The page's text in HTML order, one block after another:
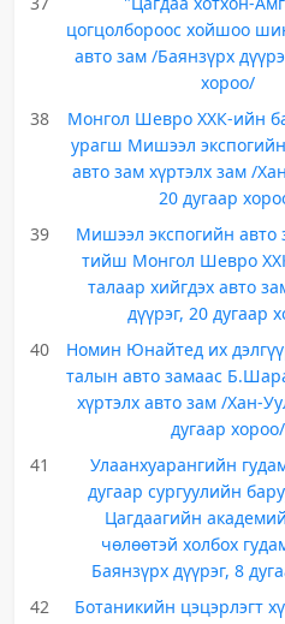
цогцолбороос хойшоо
авто зам /Баянзүрх
хороо/
38
Монгол Шевро ХХК-ийн
урагш Мишээл
авто зам хүртэлх зам /
20 дугаар
39
Мишээл экспогийн авто
тийш Монгол Шевро
талаар хийгдэх авто
дүүрэг, 20 дугаар
40
Номин Юнайтед их
талын авто замаас
хүртэлх авто зам /Хан-
дугаар хороо/
41
Улаанхуарангийн
дугаар сургуулийн
Цагдаагийн
чөлөөтэй холбох
Баянзүрх дүүрэг, 8
42
Ботаникийн цэцэрлэгт